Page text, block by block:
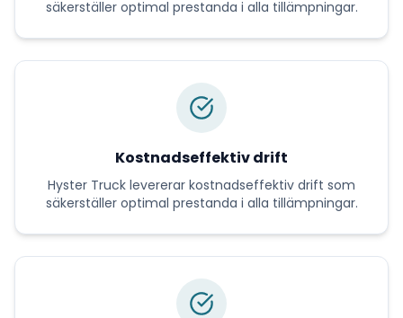
säkerställer optimal prestanda i alla tillämpningar.
Kostnadseffektiv drift
Hyster Truck levererar kostnadseffektiv drift som
säkerställer optimal prestanda i alla tillämpningar.